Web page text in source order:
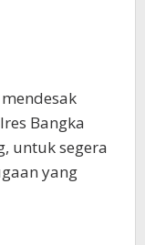
Bangka
untuk segera
yang